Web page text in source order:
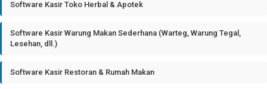
Software Kasir Toko Herbal & Apotek
Software Kasir Warung Makan Sederhana (Warteg, Warung Tegal,
Lesehan, dll.)
Software Kasir Restoran & Rumah Makan